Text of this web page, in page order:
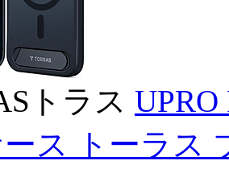
トラス UPRO
ス トーラス